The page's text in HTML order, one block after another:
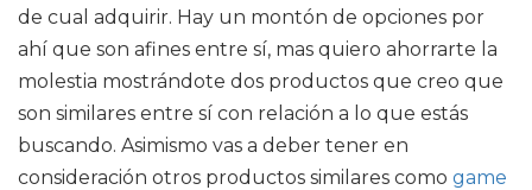
de cual adquirir. Hay un montón de opciones por
ahí que son afines entre sí, mas quiero ahorrarte la
molestia mostrándote dos productos que creo que
son similares entre sí con relación a lo que estás
buscando. Asimismo vas a deber tener en
consideración otros productos similares como game